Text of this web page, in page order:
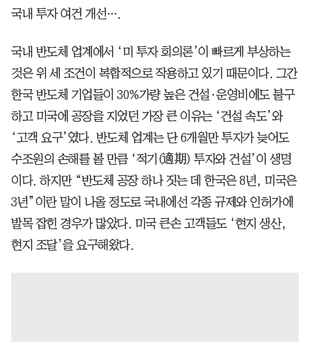
국내 투자 여건 개선….
국내 반도체 업계에서 ‘미 투자 회의론’이 빠르게 부상하는
것은 위 세 조건이 복합적으로 작용하고 있기 때문이다. 그간
한국 반도체 기업들이 30%가량 높은 건설·운영비에도 불구
하고 미국에 공장을 지었던 가장 큰 이유는 ‘건설 속도’와
‘고객 요구’였다. 반도체 업계는 단 6개월만 투자가 늦어도
수조원의 손해를 볼 만큼 ‘적기(適期) 투자와 건설’이 생명
이다. 하지만 “반도체 공장 하나 짓는 데 한국은 8년, 미국은
3년”이란 말이 나올 정도로 국내에선 각종 규제와 인허가에
발목 잡힌 경우가 많았다. 미국 큰손 고객들도 ‘현지 생산,
현지 조달’을 요구해왔다.